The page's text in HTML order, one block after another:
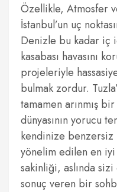
Özellikle, Atmosfer
İstanbul’un uç
Denizle bu kadar iç
kasabası havasını
projeleriyle
bulmak zordur.
tamamen arınmış
dünyasının yorucu
kendinize
yönelim edilen en iyi
sakinliği, aslında
sonuç veren bir